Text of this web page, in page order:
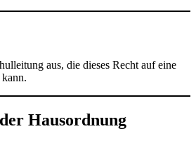
aus, die die­ses Recht auf eine
kann.
Hausordnung